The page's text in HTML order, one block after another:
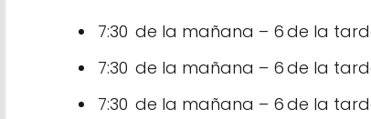
7:30 de la mañana – 6 de la
7:30 de la mañana – 6 de la
7:30 de la mañana – 6 de la